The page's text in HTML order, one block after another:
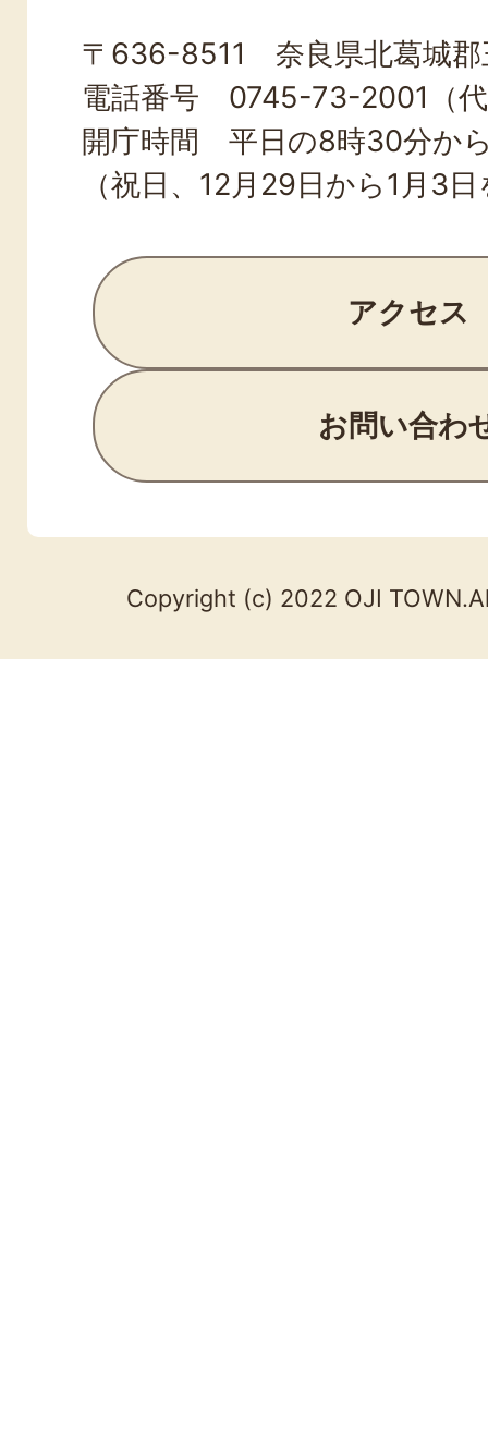
TOWN
〒636-8511 奈良県北葛城郡
電話番号 0745-73-2001（
開庁時間 平日の8時30分か
（祝日、12月29日から1月3
アクセス
お問い合わ
Copyright (c) 2022 OJI